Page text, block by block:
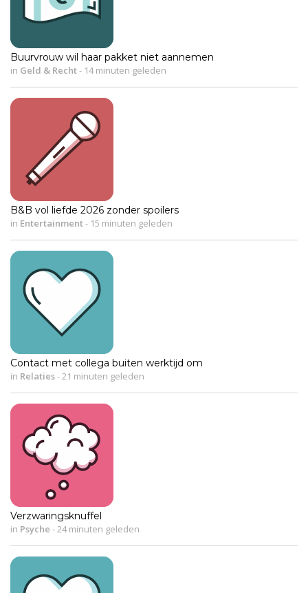
Buurvrouw wil haar pakket niet aannemen
in Geld & Recht- 14 minuten geleden
B&B vol liefde 2026 zonder spoilers
in Entertainment- 15 minuten geleden
Contact met collega buiten werktijd om
in Relaties- 21 minuten geleden
Verzwaringsknuffel
in Psyche - 24 minuten geleden